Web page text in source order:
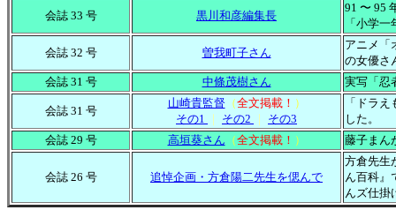
会誌 33 号 黒川和彦編集長
91 〜 95
「小学
会誌 32 号 曽我町子さん
アニメ「
の女優さ
会誌 31 号
中條茂樹さん 実写「忍
会誌 31 号
山崎貴監督（全文掲載！ ）
その1
その2 その3
「ドラ
した。
会誌 29 号
高垣葵さん （全文掲載！ ） 藤子まん
会誌 26 号 追悼企画・方倉陽二先生を偲んで
方倉先生
ん百科』
んズ仕掛